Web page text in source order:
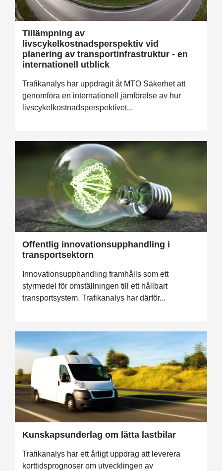
Tillämpning av
livscykelkostnadsperspektiv vid
planering av transportinfrastruktur - en
internationell utblick
Trafikanalys har uppdragit åt MTO Säkerhet att
genomföra en internationell jämförelse av hur
livscykelkostnadsperspektivet...
Offentlig innovationsupphandling i
transportsektorn
Innovationsupphandling framhålls som ett
styrmedel för omställningen till ett hållbart
transportsystem. Trafikanalys har därför...
Kunskapsunderlag om lätta lastbilar
Trafikanalys har ett årligt uppdrag att leverera
korttidsprognoser om utvecklingen av